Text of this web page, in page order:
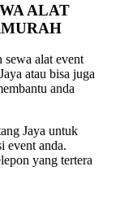
ALAT
alat event
atau bisa juga
anda
Jaya untuk
event anda.
yang tertera